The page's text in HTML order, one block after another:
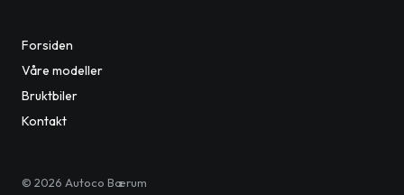
Forsiden
Våre modeller
Bruktbiler
Kontakt
© 2026 Autoco Bærum